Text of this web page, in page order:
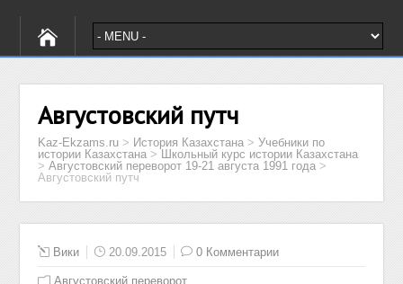
Августовский путч
Kaz-Ekzams.ru > История Казахстана >Учебники по
истории Казахстана > Школьный курс истории Казахстана
>Августовский переворот 19-21 августа 1991 года >
Августовский путч
Вики 20.09.2015 0 Комментарии
Августовский переворот